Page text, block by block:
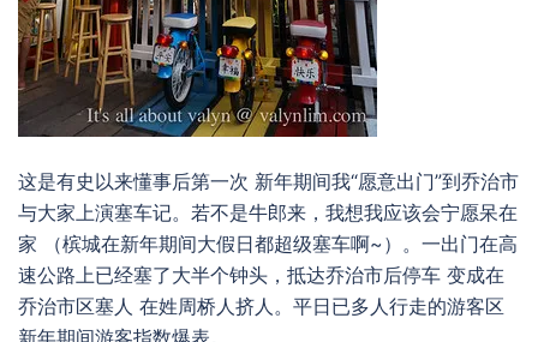
这是有史以来懂事后第一次 新年期间我“愿意出门”到乔治市
与大家上演塞车记。若不是牛郎来，我想我应该会宁愿呆在
家 （槟城在新年期间大假日都超级塞车啊~）。一出门在高
速公路上已经塞了大半个钟头，抵达乔治市后停车 变成在
乔治市区塞人 在姓周桥人挤人。平日已多人行走的游客区